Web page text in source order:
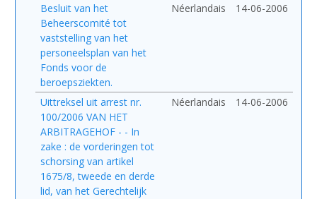
Besluit van het
Beheerscomité tot
vaststelling van het
personeelsplan van het
Fonds voor de
beroepsziekten.
Néerlandais 14-06-2006
Uittreksel uit arrest nr.
100/2006 VAN HET
ARBITRAGEHOF - - In
zake : de vorderingen tot
schorsing van artikel
1675/8, tweede en derde
lid, van het Gerechtelijk
Néerlandais 14-06-2006